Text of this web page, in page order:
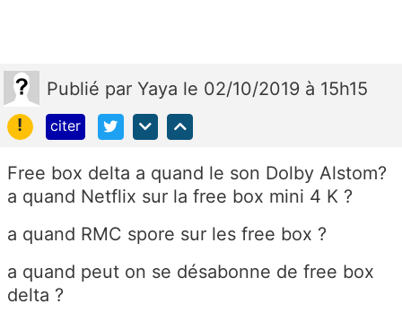
Publié par Yaya le 02/10/2019 à 15h15
!
citer
Free box delta a quand le son Dolby Alstom?
a quand Netflix sur la free box mini 4 K ?
a quand RMC spore sur les free box ?
a quand peut on se désabonne de free box
delta ?